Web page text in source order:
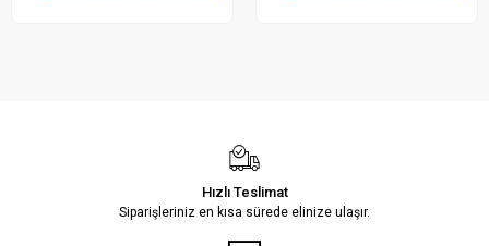
Hızlı Teslimat
Siparişleriniz en kısa sürede elinize ulaşır.